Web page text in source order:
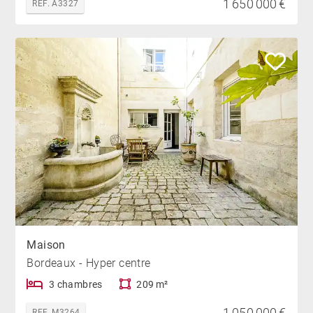
REF. A3327 1 650 000 €
Maison
Bordeaux - Hyper centre
3 chambres 209 m²